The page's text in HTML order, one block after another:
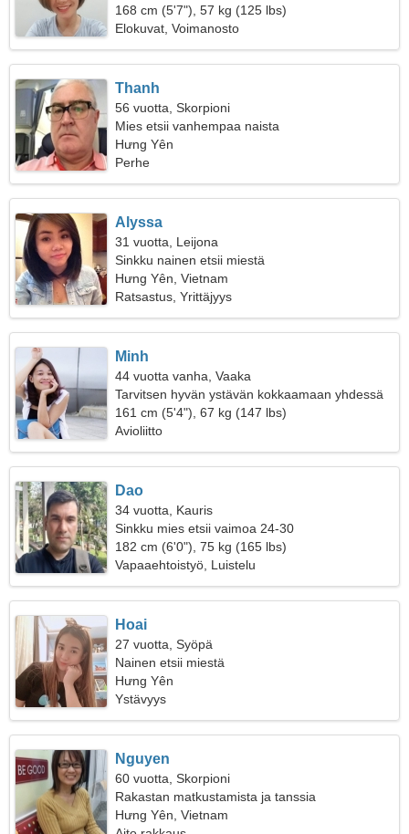
168 cm (5'7"), 57 kg (125 lbs)
Elokuvat, Voimanosto
Thanh
56 vuotta, Skorpioni
Mies etsii vanhempaa naista
Hưng Yên
Perhe
Alyssa
31 vuotta, Leijona
Sinkku nainen etsii miestä
Hưng Yên, Vietnam
Ratsastus, Yrittäjyys
Minh
44 vuotta vanha, Vaaka
Tarvitsen hyvän ystävän kokkaamaan yhdessä
161 cm (5'4"), 67 kg (147 lbs)
Avioliitto
Dao
34 vuotta, Kauris
Sinkku mies etsii vaimoa 24-30
182 cm (6'0"), 75 kg (165 lbs)
Vapaaehtoistyö, Luistelu
Hoai
27 vuotta, Syöpä
Nainen etsii miestä
Hưng Yên
Ystävyys
Nguyen
60 vuotta, Skorpioni
Rakastan matkustamista ja tanssia
Hưng Yên, Vietnam